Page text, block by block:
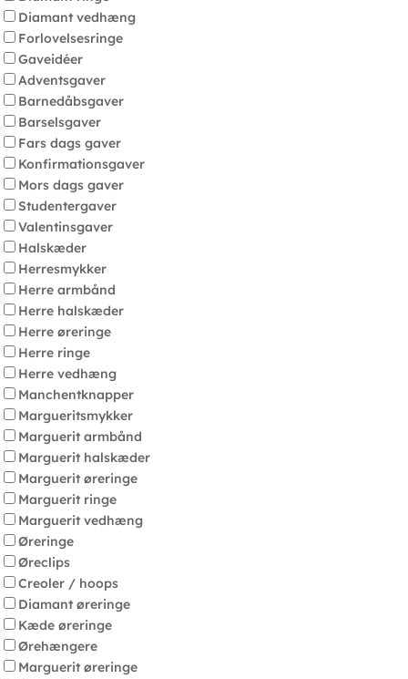
Diamant vedhæng
Forlovelsesringe
Gaveidéer
Adventsgaver
Barnedåbsgaver
Barselsgaver
Fars dags gaver
Konfirmationsgaver
Mors dags gaver
Studentergaver
Valentinsgaver
Halskæder
Herresmykker
Herre armbånd
Herre halskæder
Herre øreringe
Herre ringe
Herre vedhæng
Manchentknapper
Margueritsmykker
Marguerit armbånd
Marguerit halskæder
Marguerit øreringe
Marguerit ringe
Marguerit vedhæng
Øreringe
Øreclips
Creoler / hoops
Diamant øreringe
Kæde øreringe
Ørehængere
Marguerit øreringe